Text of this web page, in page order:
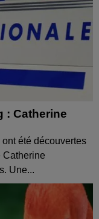
: Catherine
été découvertes
Catherine
Une...